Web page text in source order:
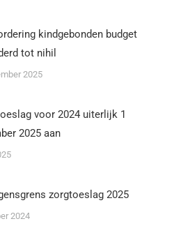
kindgebonden budget
tot nihil
2025
voor 2024 uiterlijk 1
2025 aan
zorgtoeslag 2025
2024